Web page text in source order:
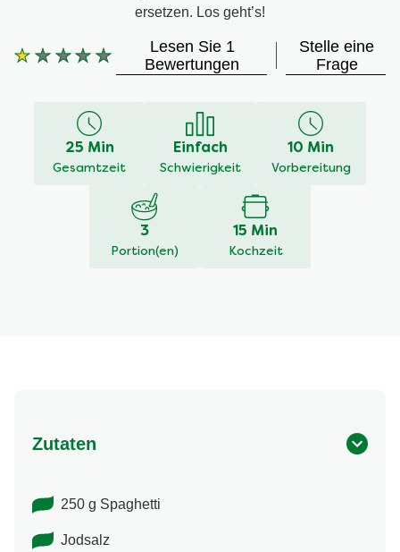
ersetzen. Los geht’s!
Die
Bewertung
Spaghetti
Lesen Sie 1
Bewertungen
Stelle eine
Frage
25 Min
Gesamtzeit
Einfach
Schwierigkeit
10 Min
Vorbereitung
3
Portion(en)
15 Min
Kochzeit
Zutaten
250 g Spaghetti
Jodsalz